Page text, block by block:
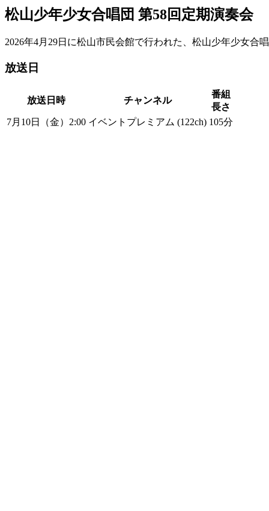
松山少年少女合唱団 第58回定期演奏会
2026年4月29日に松山市民会館で行われた、松山少年少女合
放送日
放送日時 チャンネル
番組
長さ
7月10日（金）2:00 イベントプレミアム (122ch) 105分